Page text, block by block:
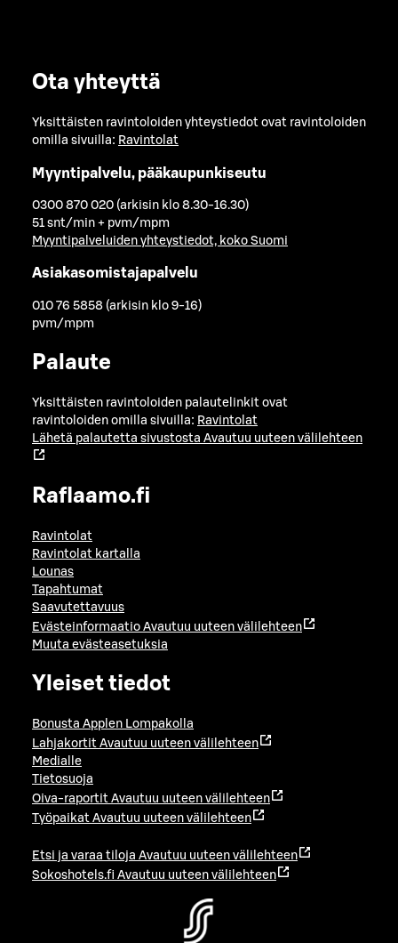
Ota yhteyttä
Yksittäisten ravintoloiden yhteystiedot ovat ravintoloiden
omilla sivuilla: Ravintolat
Myyntipalvelu, pääkaupunkiseutu
0300 870 020 (arkisin klo 8.30-16.30)
51 snt/min + pvm/mpm
Myyntipalveluiden yhteystiedot, koko Suomi
Asiakasomistajapalvelu
010 76 5858 (arkisin klo 9-16)
pvm/mpm
Palaute
Yksittäisten ravintoloiden palautelinkit ovat
ravintoloiden omilla sivuilla: Ravintolat
Lähetä palautetta sivustosta Avautuu uuteen välilehteen
Raflaamo.fi
Ravintolat
Ravintolat kartalla
Lounas
Tapahtumat
Saavutettavuus
Evästeinformaatio Avautuu uuteen välilehteen
Muuta evästeasetuksia
Yleiset tiedot
Bonusta Applen Lompakolla
Lahjakortit Avautuu uuteen välilehteen
Medialle
Tietosuoja
Oiva-raportit Avautuu uuteen välilehteen
Työpaikat Avautuu uuteen välilehteen
Etsi ja varaa tiloja Avautuu uuteen välilehteen
Sokoshotels.fi Avautuu uuteen välilehteen